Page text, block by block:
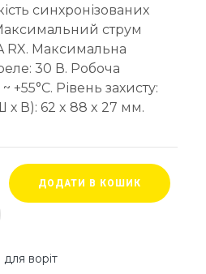
синхронізованих
струм
RX. Максимальна
30 В. Робоча
+55°C. Рівень захисту:
х В): 62 x 88 x 27 мм.
ДОДАТИ В КОШИК
воріт